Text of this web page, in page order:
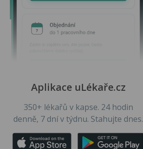
Aplikace uLékaře.cz
350+ lékařů v kapse. 24 hodin
denně, 7 dní v týdnu. Stahujte dnes.